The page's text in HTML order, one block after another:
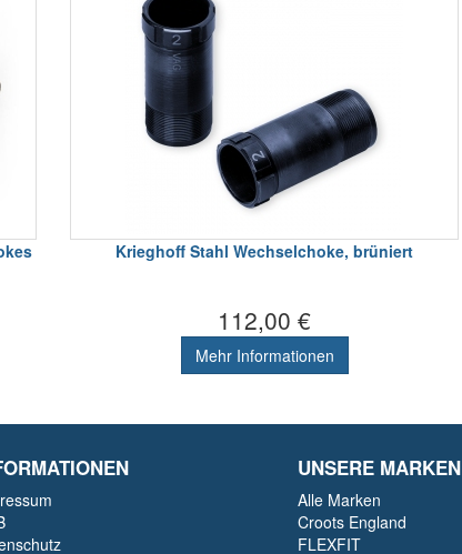
Krieghoff Stahl Wechselchoke, brüniert
112,00 €
Mehr Informationen
UNSERE MARKEN
Alle Marken
Croots England
FLEXFIT